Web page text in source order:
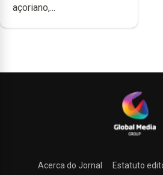
açoriano,...
Acerca do Jornal Estatuto